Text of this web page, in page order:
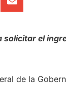
solicitar el
de la